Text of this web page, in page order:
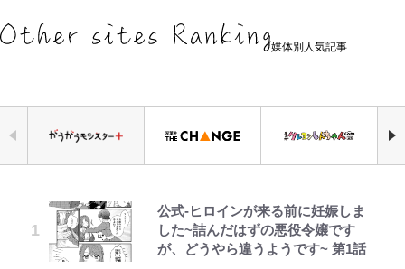
媒体別人気記事
公式-ヒロインが来る前に妊娠しま
した~詰んだはずの悪役令嬢です
が、どうやら違うようです~ 第1話
元衆院議員・山尾志桜里が語る誹謗
中傷動画…「計り知れない」切り抜
き落選運動の影響と今語る「保育園
浅草は日本の心だゾ
「危ない」「やめて」第1子妊娠中
の田中みな実、ゴリゴリヒール着用
に心配の声…ザックリ衣装にも意見
｢お土産最高すぎ笑｣｢どうやって入
手？｣ブライトン帰還の三笘薫、同
僚に“ポケカ”をプレゼント！｢薫の
アユは「怒らせて掛ける」魚だっ
た！ ルアーを追わせて釣りあげる
「アユイング」のオリジナリティ＆
『ちいかわ』ファンの記憶に残る
「恐怖キャラ」の戦慄シーン 小さ
くてかわいい世界なのに「見た目か
空の轍と大地の雲と 第1回